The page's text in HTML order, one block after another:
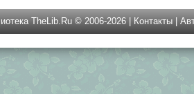
TheLib.Ru © 2006-2026 | Контакты |